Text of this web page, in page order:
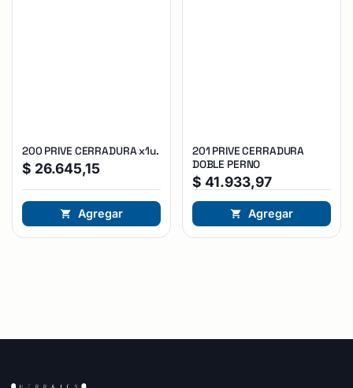
200 PRIVE CERRADURA x1u.
$ 26.645,15
Agregar
201 PRIVE CERRADURA
DOBLE PERNO
$ 41.933,97
Agregar